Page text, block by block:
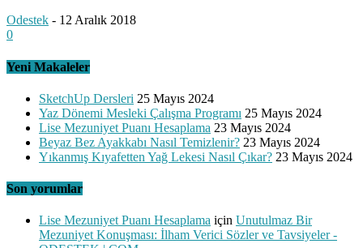
Odestek - 12 Aralık 2018
0
Yeni Makaleler
SketchUp Dersleri 25 Mayıs 2024
Yaz Dönemi Mesleki Çalışma Programı 25 Mayıs 2024
Lise Mezuniyet Puanı Hesaplama 23 Mayıs 2024
Beyaz Bez Ayakkabı Nasıl Temizlenir? 23 Mayıs 2024
Yıkanmış Kıyafetten Yağ Lekesi Nasıl Çıkar? 23 Mayıs 2024
Son yorumlar
Lise Mezuniyet Puanı Hesaplama için Unutulmaz Bir
Mezuniyet Konuşması: İlham Verici Sözler ve Tavsiyeler -